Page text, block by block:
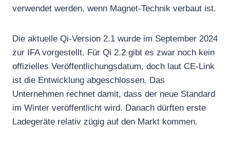
verwendet werden, wenn Magnet-Technik verbaut ist.
Die aktuelle Qi-Version 2.1 wurde im September 2024
zur IFA vorgestellt. Für Qi 2.2 gibt es zwar noch kein
offizielles Veröffentlichungsdatum, doch laut CE-Link
ist die Entwicklung abgeschlossen. Das
Unternehmen rechnet damit, dass der neue Standard
im Winter veröffentlicht wird. Danach dürften erste
Ladegeräte relativ zügig auf den Markt kommen.